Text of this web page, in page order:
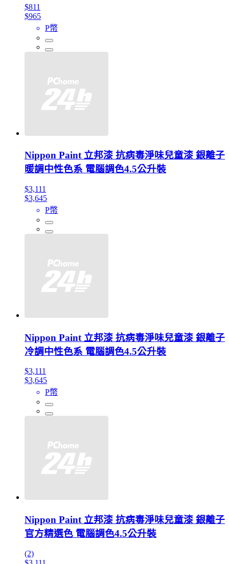
$811
$965
P幣
Nippon Paint 立邦漆 抗病毒淨味兒童漆 銀離子
暖調中性色系 電腦調色4.5公升裝
$3,111
$3,645
P幣
Nippon Paint 立邦漆 抗病毒淨味兒童漆 銀離子
冷調中性色系 電腦調色4.5公升裝
$3,111
$3,645
P幣
Nippon Paint 立邦漆 抗病毒淨味兒童漆 銀離子
官方精選色 電腦調色4.5公升裝
(2)